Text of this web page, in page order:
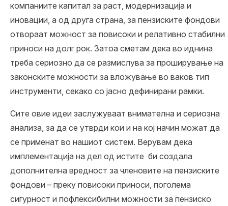
компаниите капитал за раст, модернизација и
иновации, а од друга страна, за пензиските фондови
отвораат можност за повисоки и релативно стабилни
приноси на долг рок. Затоа сметам дека во иднина
треба сериозно да се размислува за проширување на
законските можности за вложување во ваков тип
инструменти, секако со јасно дефинирани рамки.
Сите овие идеи заслужуваат внимателна и сериозна
анализа, за да се утврди кои и на кој начин можат да
се применат во нашиот систем. Верувам дека
имплементација на дел од истите би создала
дополнителна вредност за членовите на пензиските
фондови – преку повисоки приноси, поголема
сигурност и пофлексибилни можности за пензиско